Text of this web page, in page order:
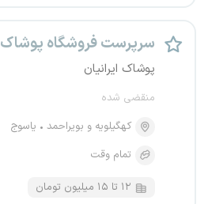
سرپرست فروشگاه پوشاک
پوشاک ایرانیان
منقضی شده
کهگیلویه و بویراحمد
یاسوج
تمام وقت
۱۲ تا ۱۵ میلیون تومان